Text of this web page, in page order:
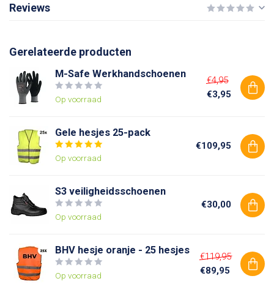
Reviews
Gerelateerde producten
M-Safe Werkhandschoenen
Op voorraad
€4,95
€3,95
Gele hesjes 25-pack
Op voorraad
€109,95
S3 veiligheidsschoenen
Op voorraad
€30,00
BHV hesje oranje - 25 hesjes
Op voorraad
€119,95
€89,95